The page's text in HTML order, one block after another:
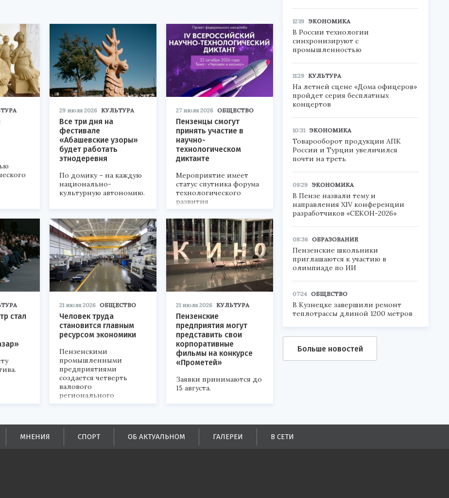
29 июля 2026 КУЛЬТУРА
Все три дня на
фестивале
«Абашевские узоры»
будет работать
этнодеревня
По домику – на каждую
национально-
культурную автономию.
27 июля 2026 ОБЩЕСТВО
Пензенцы смогут
принять участие в
научно-
технологическом
диктанте
Мероприятие имеет
статус спутника форума
технологического
развития
«Технопром-2026».
стал
21 июля 2026 ОБЩЕСТВО
Человек труда
становится главным
ресурсом экономики
Пензенскими
промышленными
предприятиями
создается четверть
валового
регионального
продукта и
поступлений в
бюджеты всех уровней.
21 июля 2026 КУЛЬТУРА
Пензенские
предприятия могут
представить свои
корпоративные
фильмы на конкурсе
«Прометей»
Заявки принимаются до
15 августа.
12:19 ЭКОНОМИКА
В России технологии
синхронизируют с
промышленностью
11:29 КУЛЬТУРА
На летней сцене «Дома офицеров»
пройдет серия бесплатных
концертов
10:31 ЭКОНОМИКА
Товарооборот продукции АПК
России и Турции увеличился
почти на треть
09:29 ЭКОНОМИКА
В Пензе назвали тему и
направления XIV конференции
разработчиков «СЕКОН-2026»
08:36 ОБРАЗОВАНИЕ
Пензенские школьники
приглашаются к участию в
олимпиаде по ИИ
07:24 ОБЩЕСТВО
В Кузнецке завершили ремонт
теплотрассы длиной 1200 метров
Больше новостей
МНЕНИЯ СПОРТ ОБ АКТУАЛЬНОМ ГАЛЕРЕИ В СЕТИ